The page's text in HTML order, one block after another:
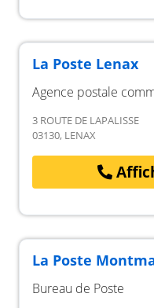
La Poste Lenax
Agence postale
3 ROUTE DE LAPALISSE
03130, LENAX
La Poste
Bureau de Poste